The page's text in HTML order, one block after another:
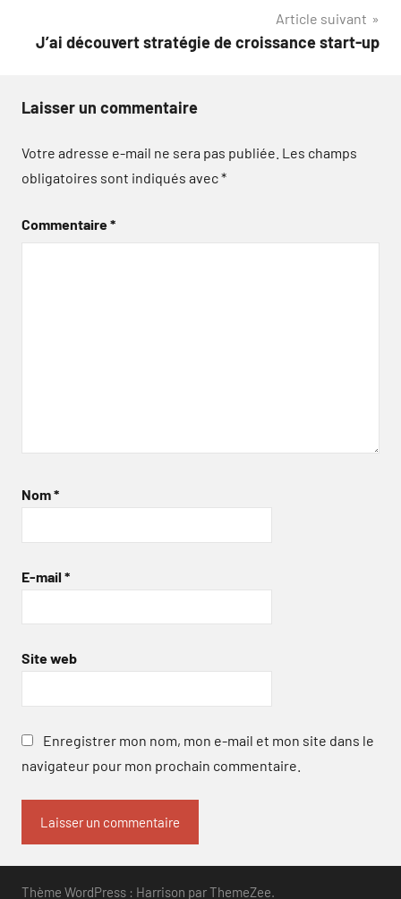
Article suivant
J’ai découvert stratégie de croissance start-up
Laisser un commentaire
Votre adresse e-mail ne sera pas publiée. Les champs
obligatoires sont indiqués avec*
Commentaire*
Nom*
E-mail *
Site web
Enregistrer mon nom, mon e-mail et mon site dans le
navigateur pour mon prochain commentaire.
Thème WordPress : Harrison par ThemeZee.